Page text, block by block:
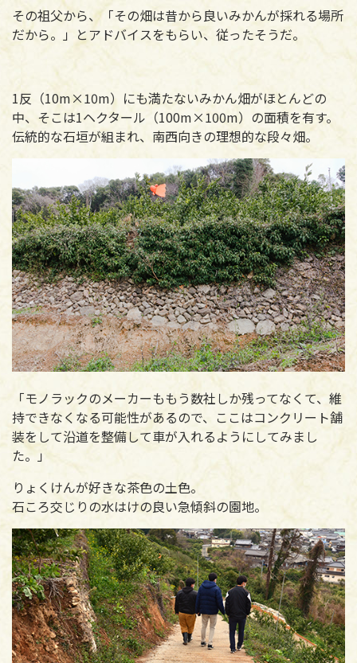
その祖父から、「その畑は昔から良いみかんが採れる場所
だから。」とアドバイスをもらい、従ったそうだ。
1反（10m×10m）にも満たないみかん畑がほとんどの
中、そこは1ヘクタール（100m×100m）の面積を有す。
伝統的な石垣が組まれ、南西向きの理想的な段々畑。
「モノラックのメーカーももう数社しか残ってなくて、維
持できなくなる可能性があるので、ここはコンクリート舗
装をして沿道を整備して車が入れるようにしてみまし
た。」
りょくけんが好きな茶色の土色。
石ころ交じりの水はけの良い急傾斜の園地。